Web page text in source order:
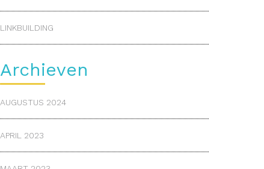
LINKBUILDING
Archieven
AUGUSTUS 2024
APRIL 2023